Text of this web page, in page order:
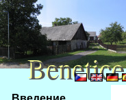
Na
Benetice
Benetice